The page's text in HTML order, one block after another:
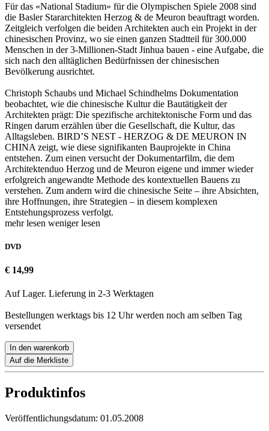
Für das «National Stadium» für die Olympischen Spiele 2008 sind
die Basler Stararchitekten Herzog & de Meuron beauftragt worden.
Zeitgleich verfolgen die beiden Architekten auch ein Projekt in der
chinesischen Provinz, wo sie einen ganzen Stadtteil für 300.000
Menschen in der 3-Millionen-Stadt Jinhua bauen - eine Aufgabe, die
sich nach den alltäglichen Bedürfnissen der chinesischen
Bevölkerung ausrichtet.
Christoph Schaubs und Michael Schindhelms Dokumentation
beobachtet, wie die chinesische Kultur die Bautätigkeit der
Architekten prägt: Die spezifische architektonische Form und das
Ringen darum erzählen über die Gesellschaft, die Kultur, das
Alltagsleben. BIRD’S NEST - HERZOG & DE MEURON IN
CHINA zeigt, wie diese signifikanten Bauprojekte in China
entstehen. Zum einen versucht der Dokumentarfilm, die dem
Architektenduo Herzog und de Meuron eigene und immer wieder
erfolgreich angewandte Methode des kontextuellen Bauens zu
verstehen. Zum andern wird die chinesische Seite – ihre Absichten,
ihre Hoffnungen, ihre Strategien – in diesem komplexen
Entstehungsprozess verfolgt.
mehr lesen weniger lesen
DVD
€ 14,99
Auf Lager. Lieferung in 2-3 Werktagen
Bestellungen werktags bis 12 Uhr werden noch am selben Tag
versendet
In den warenkorb
Auf die Merkliste
Produktinfos
Veröffentlichungsdatum: 01.05.2008